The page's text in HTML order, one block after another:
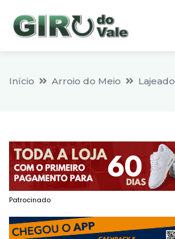
Início Arroio do Meio Lajeado
Patrocinado